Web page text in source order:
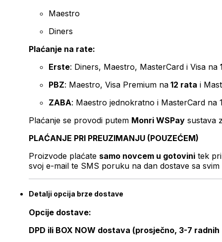
Maestro
Diners
Plaćanje na rate:
Erste: Diners, Maestro, MasterCard i Visa na
PBZ: Maestro, Visa Premium na 12 rata i
ZABA: Maestro jednokratno i MasterCard na
Plaćanje se provodi putem Monri WSPay sustava
PLAĆANJE PRI PREUZIMANJU (POUZEĆEM)
Proizvode plaćate samo novcem u gotovini tek
svoj e-mail te SMS poruku na dan dostave sa svim
Detalji opcija brze dostave
Opcije dostave:
DPD ili BOX NOW dostava (prosječno, 3-7 radnih